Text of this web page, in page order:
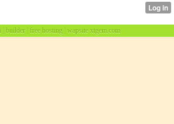
builder | free hosting | wapsite xtgem.com